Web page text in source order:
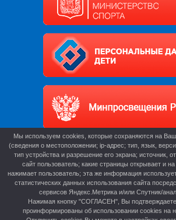
Мы используем cookies, которые сохраняются на
(сведения о местоположении; ip-адрес; тип, язык,
тип устройства и разрешение его экрана; источник,
сайт пользователь; какие страницы открывает и на
нажимает пользователь; эта же информация
статистических данных использования сайта
сервисов Яндекс.Метрика и/или Спутник/
Нажимая кнопку "СОГЛАСЕН", Вы
проинформированы об использовании cookies на